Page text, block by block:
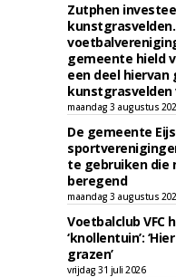
Zutphen
gemeente hield
een deel hiervan
kunstgrasvelden
maandag 3 augustus
De gemeente
te gebruiken die
beregend
maandag 3 augustus
Voetbalclub VFC
‘knollentuin’:
grazen’
vrijdag 31 juli 2026